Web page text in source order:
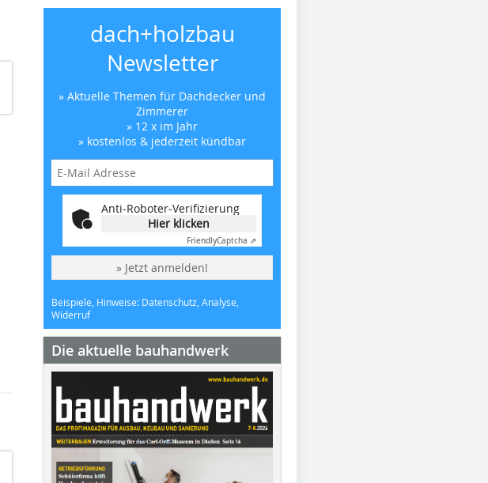
dach+holzbau
Newsletter
» Aktuelle Themen für Dachdecker und
Zimmerer
» 12 x im Jahr
» kostenlos & jederzeit kündbar
Anti-Roboter-Verifizierung
Hier klicken
FriendlyCaptcha ⇗
» Jetzt anmelden!
Beispiele, Hinweise: Datenschutz, Analyse,
Widerruf
Die aktuelle bauhandwerk